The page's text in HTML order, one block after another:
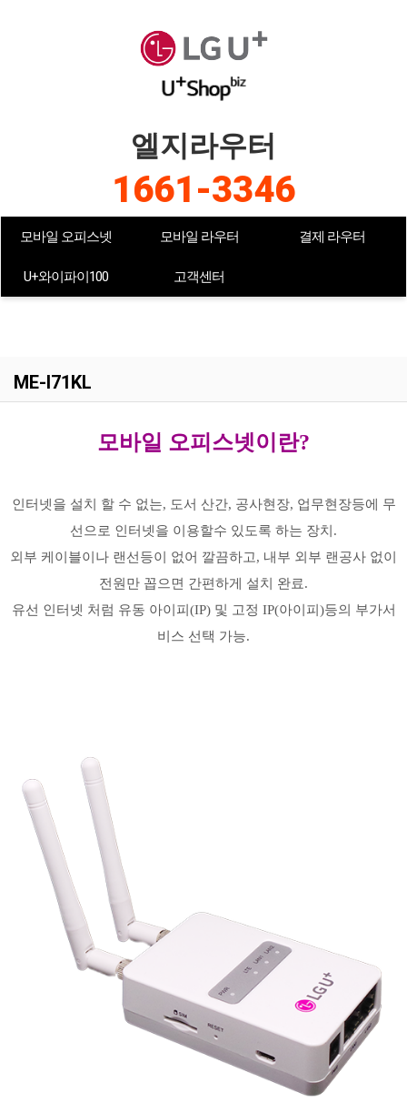
엘지라우터
1661-3346
모바일 오피스넷 모바일 라우터 결제 라우터
U+와이파이100 고객센터
ME-I71KL
모바일 오피스넷이란?
인터넷을 설치 할 수 없는, 도서 산간, 공사현장, 업무현장등에 무
선으로 인터넷을 이용할수 있도록 하는 장치.
외부 케이블이나 랜선등이 없어 깔끔하고, 내부 외부 랜공사 없이
전원만 꼽으면 간편하게 설치 완료.
유선 인터넷 처럼 유동 아이피(IP) 및 고정 IP(아이피)등의 부가서
비스 선택 가능.